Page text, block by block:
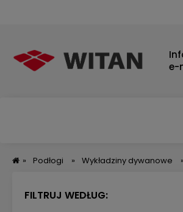
e-
» Podłogi » Wykładziny dywanowe »
FILTRUJ WEDŁUG: